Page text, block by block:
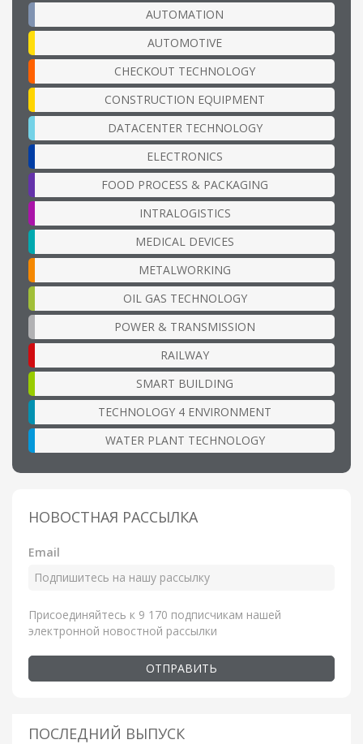
AUTOMATION
AUTOMOTIVE
CHECKOUT TECHNOLOGY
CONSTRUCTION EQUIPMENT
DATACENTER TECHNOLOGY
ELECTRONICS
FOOD PROCESS & PACKAGING
INTRALOGISTICS
MEDICAL DEVICES
METALWORKING
OIL GAS TECHNOLOGY
POWER & TRANSMISSION
RAILWAY
SMART BUILDING
TECHNOLOGY 4 ENVIRONMENT
WATER PLANT TECHNOLOGY
НОВОСТНАЯ РАССЫЛКА
Email
Присоединяйтесь к 9 170 подписчикам нашей
электронной новостной рассылки
ОТПРАВИТЬ
ПОСЛЕДНИЙ ВЫПУСК